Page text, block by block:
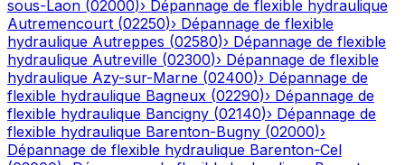
sous-Laon (02000)› Dépannage de flexible hydraulique
Autremencourt (02250)› Dépannage de flexible
hydraulique Autreppes (02580)› Dépannage de flexible
hydraulique Autreville (02300)› Dépannage de flexible
hydraulique Azy-sur-Marne (02400)› Dépannage de
flexible hydraulique Bagneux (02290)› Dépannage de
flexible hydraulique Bancigny (02140)› Dépannage de
flexible hydraulique Barenton-Bugny (02000)›
Dépannage de flexible hydraulique Barenton-Cel